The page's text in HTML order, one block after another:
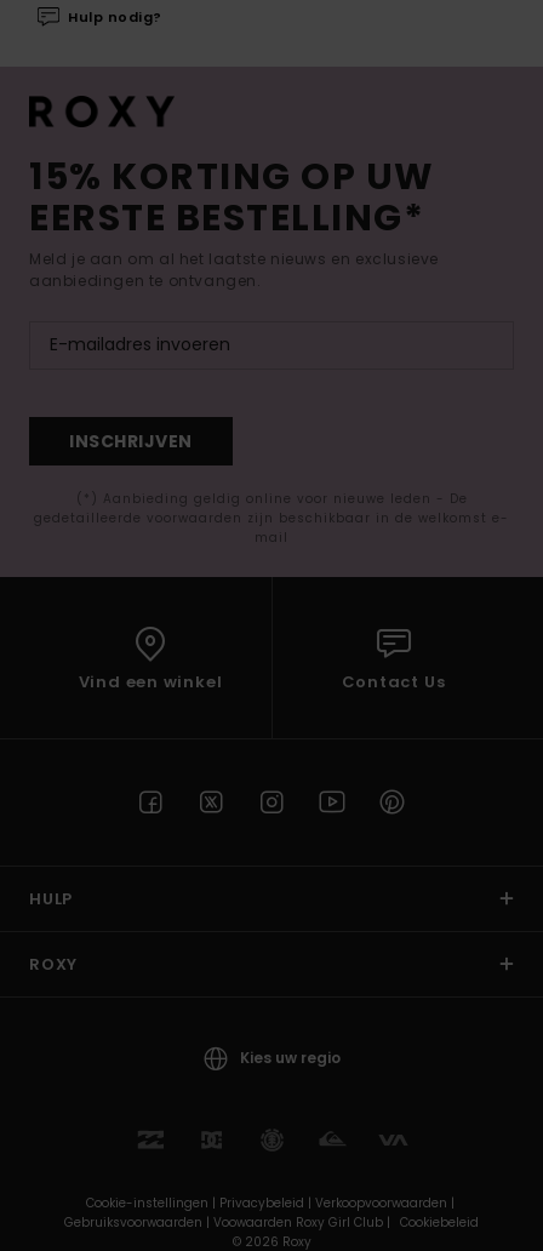
Hulp nodig?
15% KORTING OP UW
EERSTE BESTELLING*
Meld je aan om al het laatste nieuws en exclusieve
aanbiedingen te ontvangen.
INSCHRIJVEN
(*) Aanbieding geldig online voor nieuwe leden - De
gedetailleerde voorwaarden zijn beschikbaar in de welkomst e-
mail
Vind een winkel Contact Us
HULP
ROXY
Kies uw regio
Cookie-instellingen | Privacybeleid | Verkoopvoorwaarden |
Gebruiksvoorwaarden | Voowaarden Roxy Girl Club | Cookiebeleid
© 2026 Roxy